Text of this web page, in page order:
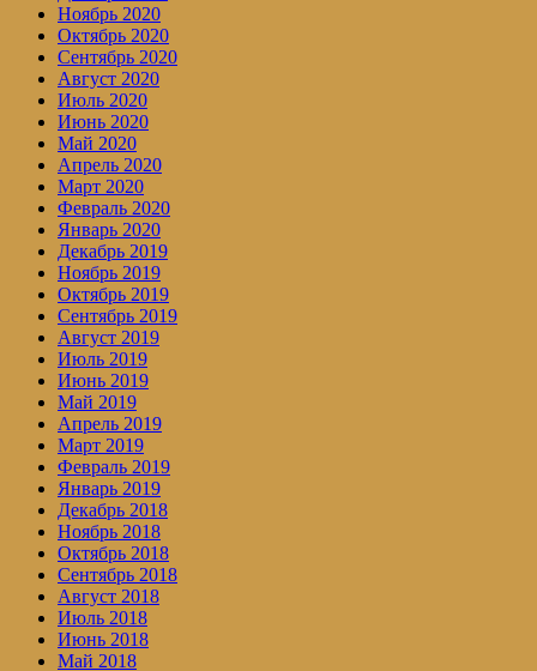
Ноябрь 2020
Октябрь 2020
Сентябрь 2020
Август 2020
Июль 2020
Июнь 2020
Май 2020
Апрель 2020
Март 2020
Февраль 2020
Январь 2020
Декабрь 2019
Ноябрь 2019
Октябрь 2019
Сентябрь 2019
Август 2019
Июль 2019
Июнь 2019
Май 2019
Апрель 2019
Март 2019
Февраль 2019
Январь 2019
Декабрь 2018
Ноябрь 2018
Октябрь 2018
Сентябрь 2018
Август 2018
Июль 2018
Июнь 2018
Май 2018